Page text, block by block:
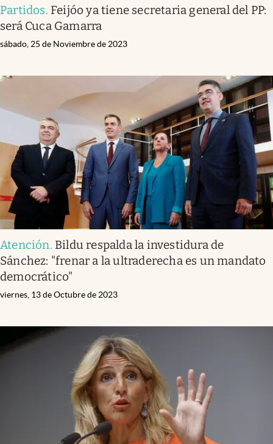
Partidos. Feijóo ya tiene secretaria general del PP:
será Cuca Gamarra
sábado, 25 de Noviembre de 2023
Atención. Bildu respalda la investidura de
Sánchez: "frenar a la ultraderecha es un mandato
democrático"
viernes, 13 de Octubre de 2023